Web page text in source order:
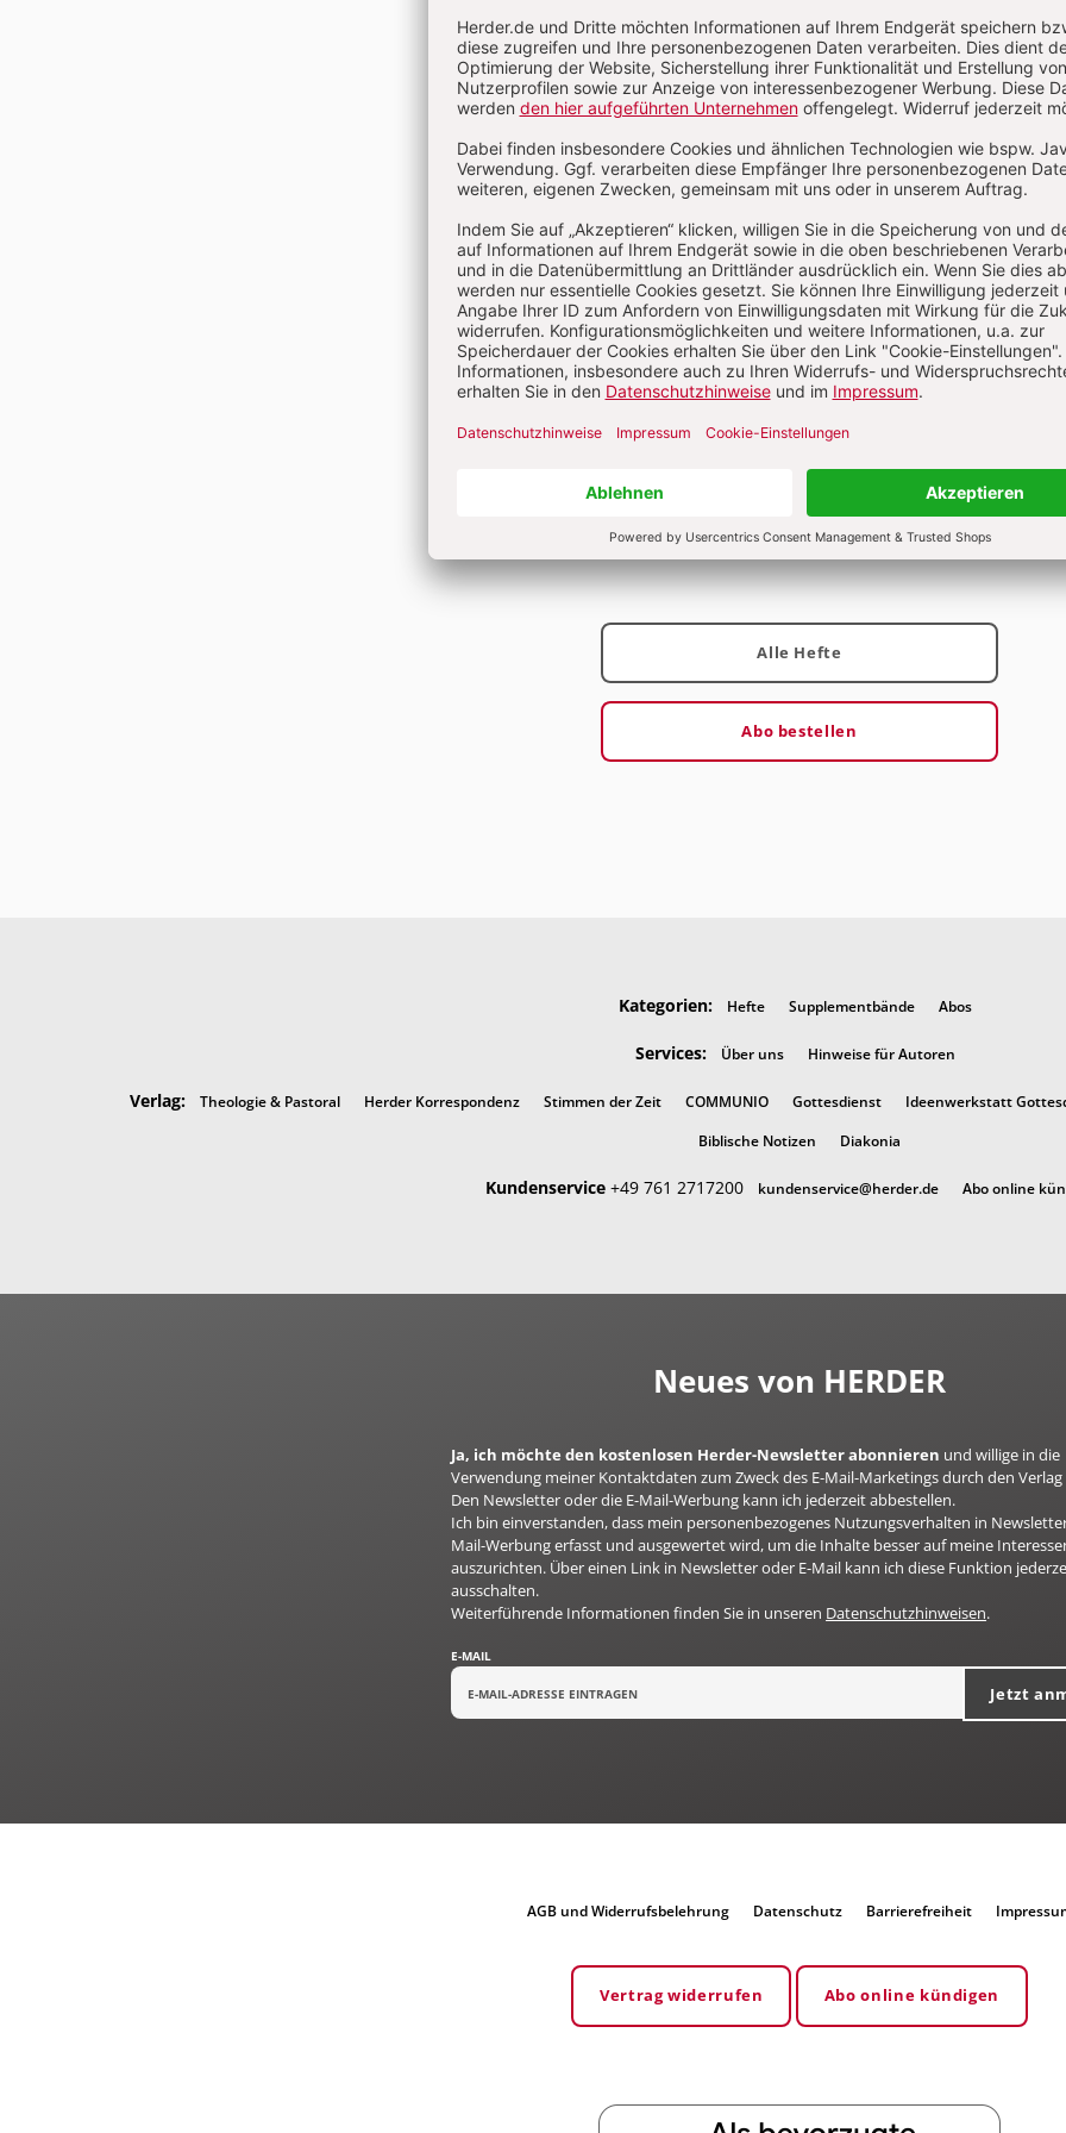
Aktuelle Hefte
Heft 3-4
Heft 1-2
Zum Heft Zum Heft
Alle Hefte
Abo bestellen
Kategorien: Hefte Supplementbände Abos
Services: Über uns Hinweise für Autoren
Verlag: Theologie & Pastoral Herder Korrespondenz Stimmen der Zeit COMMUNIO Gottesdienst Ideenwerkstatt
Biblische Notizen Diakonia
Kundenservice +49 761 2717200 kundenservice@herder.de Abo online
Neues von HERDER
Ja, ich möchte den kostenlosen Herder-Newsletter abonnieren und willige in die
Verwendung meiner Kontaktdaten zum Zweck des E-Mail-Marketings durch den
Den Newsletter oder die E-Mail-Werbung kann ich jederzeit abbestellen.
Ich bin einverstanden, dass mein personenbezogenes Nutzungsverhalten in
Mail-Werbung erfasst und ausgewertet wird, um die Inhalte besser auf meine
auszurichten. Über einen Link in Newsletter oder E-Mail kann ich diese Funktion
ausschalten.
Weiterführende Informationen finden Sie in unseren Datenschutzhinweisen.
E-MAIL
Jetzt
AGB und Widerrufsbelehrung Datenschutz Barrierefreiheit
Vertrag widerrufen Abo online kündigen